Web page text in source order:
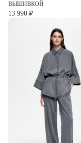
ВЫШИВКОЙ
13 990 ₽